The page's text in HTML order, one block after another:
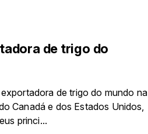
de trigo do
de trigo do mundo na
Canadá e dos Estados Unidos,
princi...